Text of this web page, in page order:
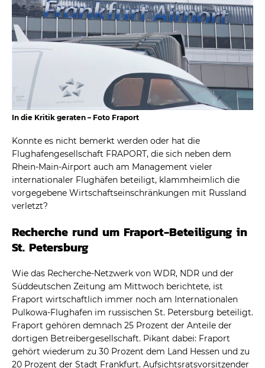
In die Kritik geraten – Foto Fraport
Konnte es nicht bemerkt werden oder hat die
Flughafengesellschaft FRAPORT, die sich neben dem
Rhein-Main-Airport auch am Management vieler
internationaler Flughäfen beteiligt, klammheimlich die
vorgegebene Wirtschaftseinschränkungen mit Russland
verletzt?
Recherche rund um Fraport-Beteiligung in
St. Petersburg
Wie das Recherche-Netzwerk von WDR, NDR und der
Süddeutschen Zeitung am Mittwoch berichtete, ist
Fraport wirtschaftlich immer noch am Internationalen
Pulkowa-Flughafen im russischen St. Petersburg beteiligt.
Fraport gehören demnach 25 Prozent der Anteile der
dortigen Betreibergesellschaft. Pikant dabei: Fraport
gehört wiederum zu 30 Prozent dem Land Hessen und zu
20 Prozent der Stadt Frankfurt. Aufsichtsratsvorsitzender